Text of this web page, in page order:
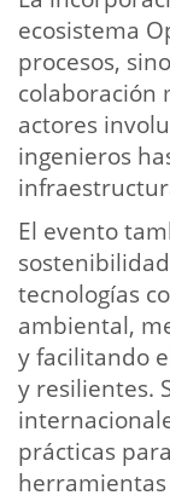
ecosistema
procesos,
colaboración
actores
ingenieros
El evento
tecnologías
ambiental,
y facilitando
y resilientes.
prácticas